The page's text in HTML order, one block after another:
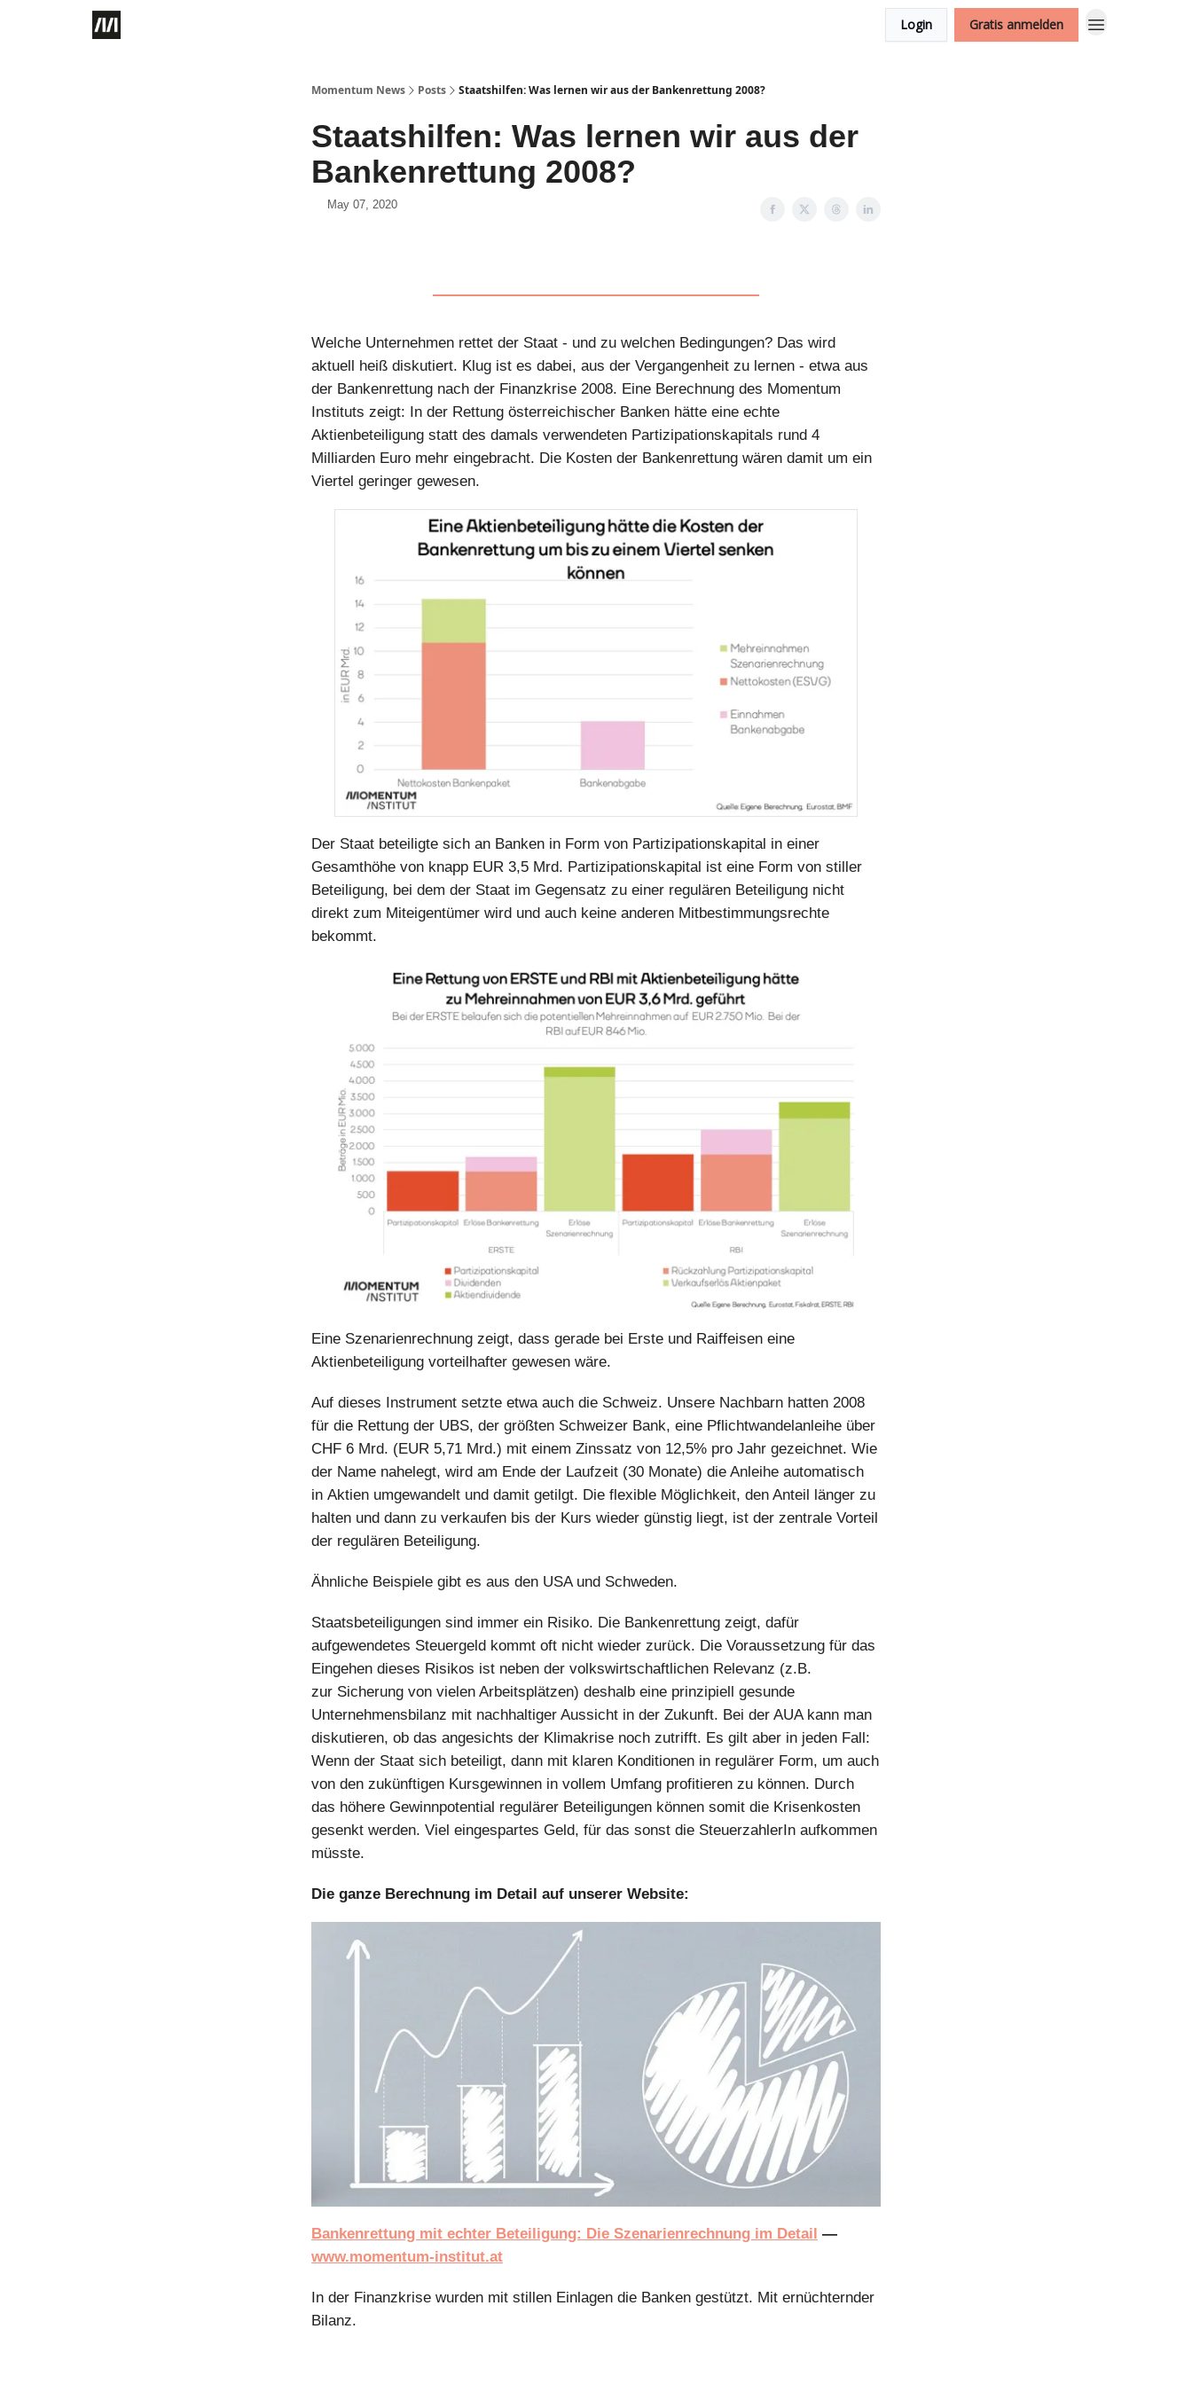
Login Gratis anmelden
Momentum News Posts Staatshilfen: Was lernen wir aus der Bankenrettung 2008?
Staatshilfen: Was lernen wir aus der
Bankenrettung 2008?
May 07, 2020
Welche Unternehmen rettet der Staat - und zu welchen Bedingungen? Das wird
aktuell heiß diskutiert. Klug ist es dabei, aus der Vergangenheit zu lernen - etwa aus
der Bankenrettung nach der Finanzkrise 2008. Eine Berechnung des Momentum
Instituts zeigt: In der Rettung österreichischer Banken hätte eine echte
Aktienbeteiligung statt des damals verwendeten Partizipationskapitals rund 4
Milliarden Euro mehr eingebracht. Die Kosten der Bankenrettung wären damit um ein
Viertel geringer gewesen.
Der Staat beteiligte sich an Banken in Form von Partizipationskapital in einer
Gesamthöhe von knapp EUR 3,5 Mrd. Partizipationskapital ist eine Form von stiller
Beteiligung, bei dem der Staat im Gegensatz zu einer regulären Beteiligung nicht
direkt zum Miteigentümer wird und auch keine anderen Mitbestimmungsrechte
bekommt.
Eine Szenarienrechnung zeigt, dass gerade bei Erste und Raiffeisen eine
Aktienbeteiligung vorteilhafter gewesen wäre.
Auf dieses Instrument setzte etwa auch die Schweiz. Unsere Nachbarn hatten 2008
für die Rettung der UBS, der größten Schweizer Bank, eine Pflichtwandelanleihe über
CHF 6 Mrd. (EUR 5,71 Mrd.) mit einem Zinssatz von 12,5% pro Jahr gezeichnet. Wie
der Name nahelegt, wird am Ende der Laufzeit (30 Monate) die Anleihe automatisch
in Aktien umgewandelt und damit getilgt. Die flexible Möglichkeit, den Anteil länger zu
halten und dann zu verkaufen bis der Kurs wieder günstig liegt, ist der zentrale Vorteil
der regulären Beteiligung.
Ähnliche Beispiele gibt es aus den USA und Schweden.
Staatsbeteiligungen sind immer ein Risiko. Die Bankenrettung zeigt, dafür
aufgewendetes Steuergeld kommt oft nicht wieder zurück. Die Voraussetzung für das
Eingehen dieses Risikos ist neben der volkswirtschaftlichen Relevanz (z.B.
zur Sicherung von vielen Arbeitsplätzen) deshalb eine prinzipiell gesunde
Unternehmensbilanz mit nachhaltiger Aussicht in der Zukunft. Bei der AUA kann man
diskutieren, ob das angesichts der Klimakrise noch zutrifft. Es gilt aber in jeden Fall:
Wenn der Staat sich beteiligt, dann mit klaren Konditionen in regulärer Form, um auch
von den zukünftigen Kursgewinnen in vollem Umfang profitieren zu können. Durch
das höhere Gewinnpotential regulärer Beteiligungen können somit die Krisenkosten
gesenkt werden. Viel eingespartes Geld, für das sonst die SteuerzahlerIn aufkommen
müsste.
Die ganze Berechnung im Detail auf unserer Website:
Bankenrettung mit echter Beteiligung: Die Szenarienrechnung im Detail —
www.momentum-institut.at
In der Finanzkrise wurden mit stillen Einlagen die Banken gestützt. Mit ernüchternder
Bilanz.